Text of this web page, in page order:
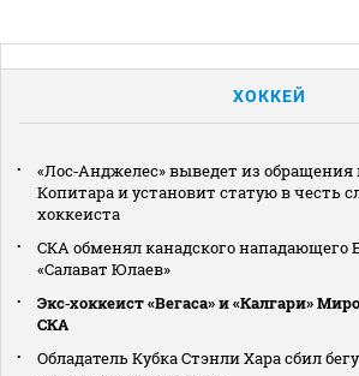
ХОККЕЙ
«Лос‑Анджелес» выведет из
Копитара и установит статую в честь
хоккеиста
СКА обменял канадского нападающего
«Салават Юлаев»
Экс‑хоккеист «Вегаса» и «Калгари»
СКА
Обладатель Кубка Стэнли Хара сбил